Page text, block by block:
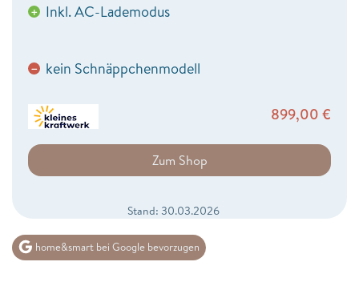
+ Inkl. AC-Lademodus
− kein Schnäppchenmodell
899,00 €
Zum Shop
Stand: 30.03.2026
home&smart bei Google bevorzugen